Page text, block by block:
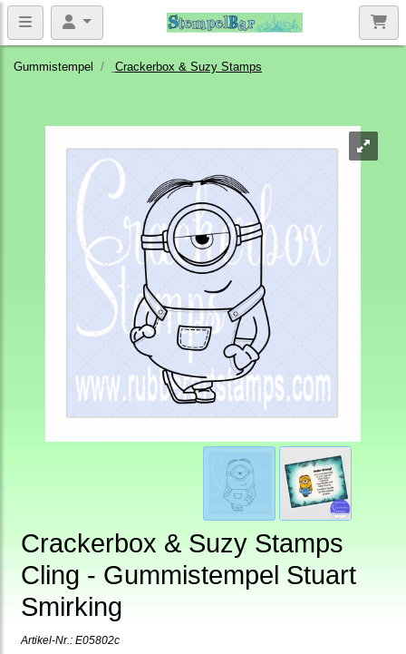
Gummistempel Crackerbox & Suzy Stamps
Crackerbox & Suzy Stamps
Cling - Gummistempel Stuart
Smirking
Artikel-Nr.: E05802c